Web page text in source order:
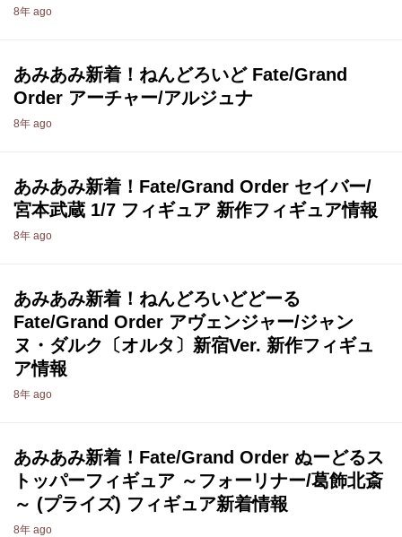
8年 ago
あみあみ新着！ねんどろいど Fate/Grand
Order アーチャー/アルジュナ
8年 ago
あみあみ新着！Fate/Grand Order セイバー/
宮本武蔵 1/7 フィギュア 新作フィギュア情報
8年 ago
あみあみ新着！ねんどろいどどーる
Fate/Grand Order アヴェンジャー/ジャン
ヌ・ダルク〔オルタ〕新宿Ver. 新作フィギュ
ア情報
8年 ago
あみあみ新着！Fate/Grand Order ぬーどるス
トッパーフィギュア ～フォーリナー/葛飾北斎
～ (プライズ) フィギュア新着情報
8年 ago